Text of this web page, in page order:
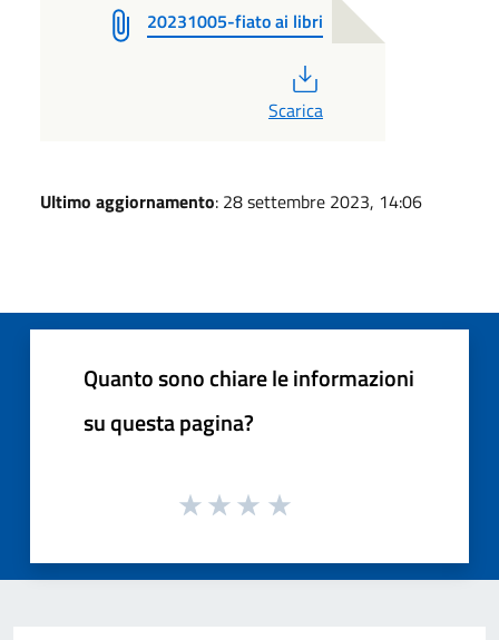
20231005-fiato ai libri
Scarica
Ultimo aggiornamento: 28 settembre 2023, 14:06
Quanto sono chiare le informazioni
su questa pagina?